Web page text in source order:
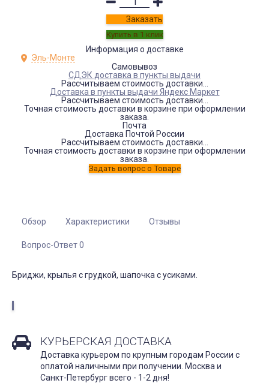
Заказать
Информация о доставке
Эль-Монте
Самовывоз
СДЭК доставка в пункты выдачи
Рассчитываем стоимость доставки...
Доставка в пункты выдачи Яндекс Маркет
Рассчитываем стоимость доставки...
Точная стоимость доставки в корзине при оформлении
заказа.
Почта
Доставка Почтой России
Рассчитываем стоимость доставки...
Точная стоимость доставки в корзине при оформлении
заказа.
Обзор Характеристики Отзывы
Вопрос-Ответ 0
Бриджи, крылья с грудкой, шапочка с усиками.
КУРЬЕРСКАЯ ДОСТАВКА
Доставка курьером по крупным городам России с
оплатой наличными при получении. Москва и
Санкт-Петербург всего - 1-2 дня!